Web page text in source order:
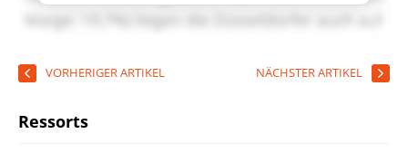
VORHERIGER ARTIKEL NÄCHSTER ARTIKEL
Ressorts